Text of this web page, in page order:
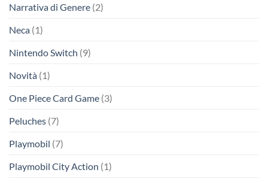
Narrativa di Genere (2)
Neca (1)
Nintendo Switch (9)
Novità (1)
One Piece Card Game (3)
Peluches (7)
Playmobil (7)
Playmobil City Action (1)